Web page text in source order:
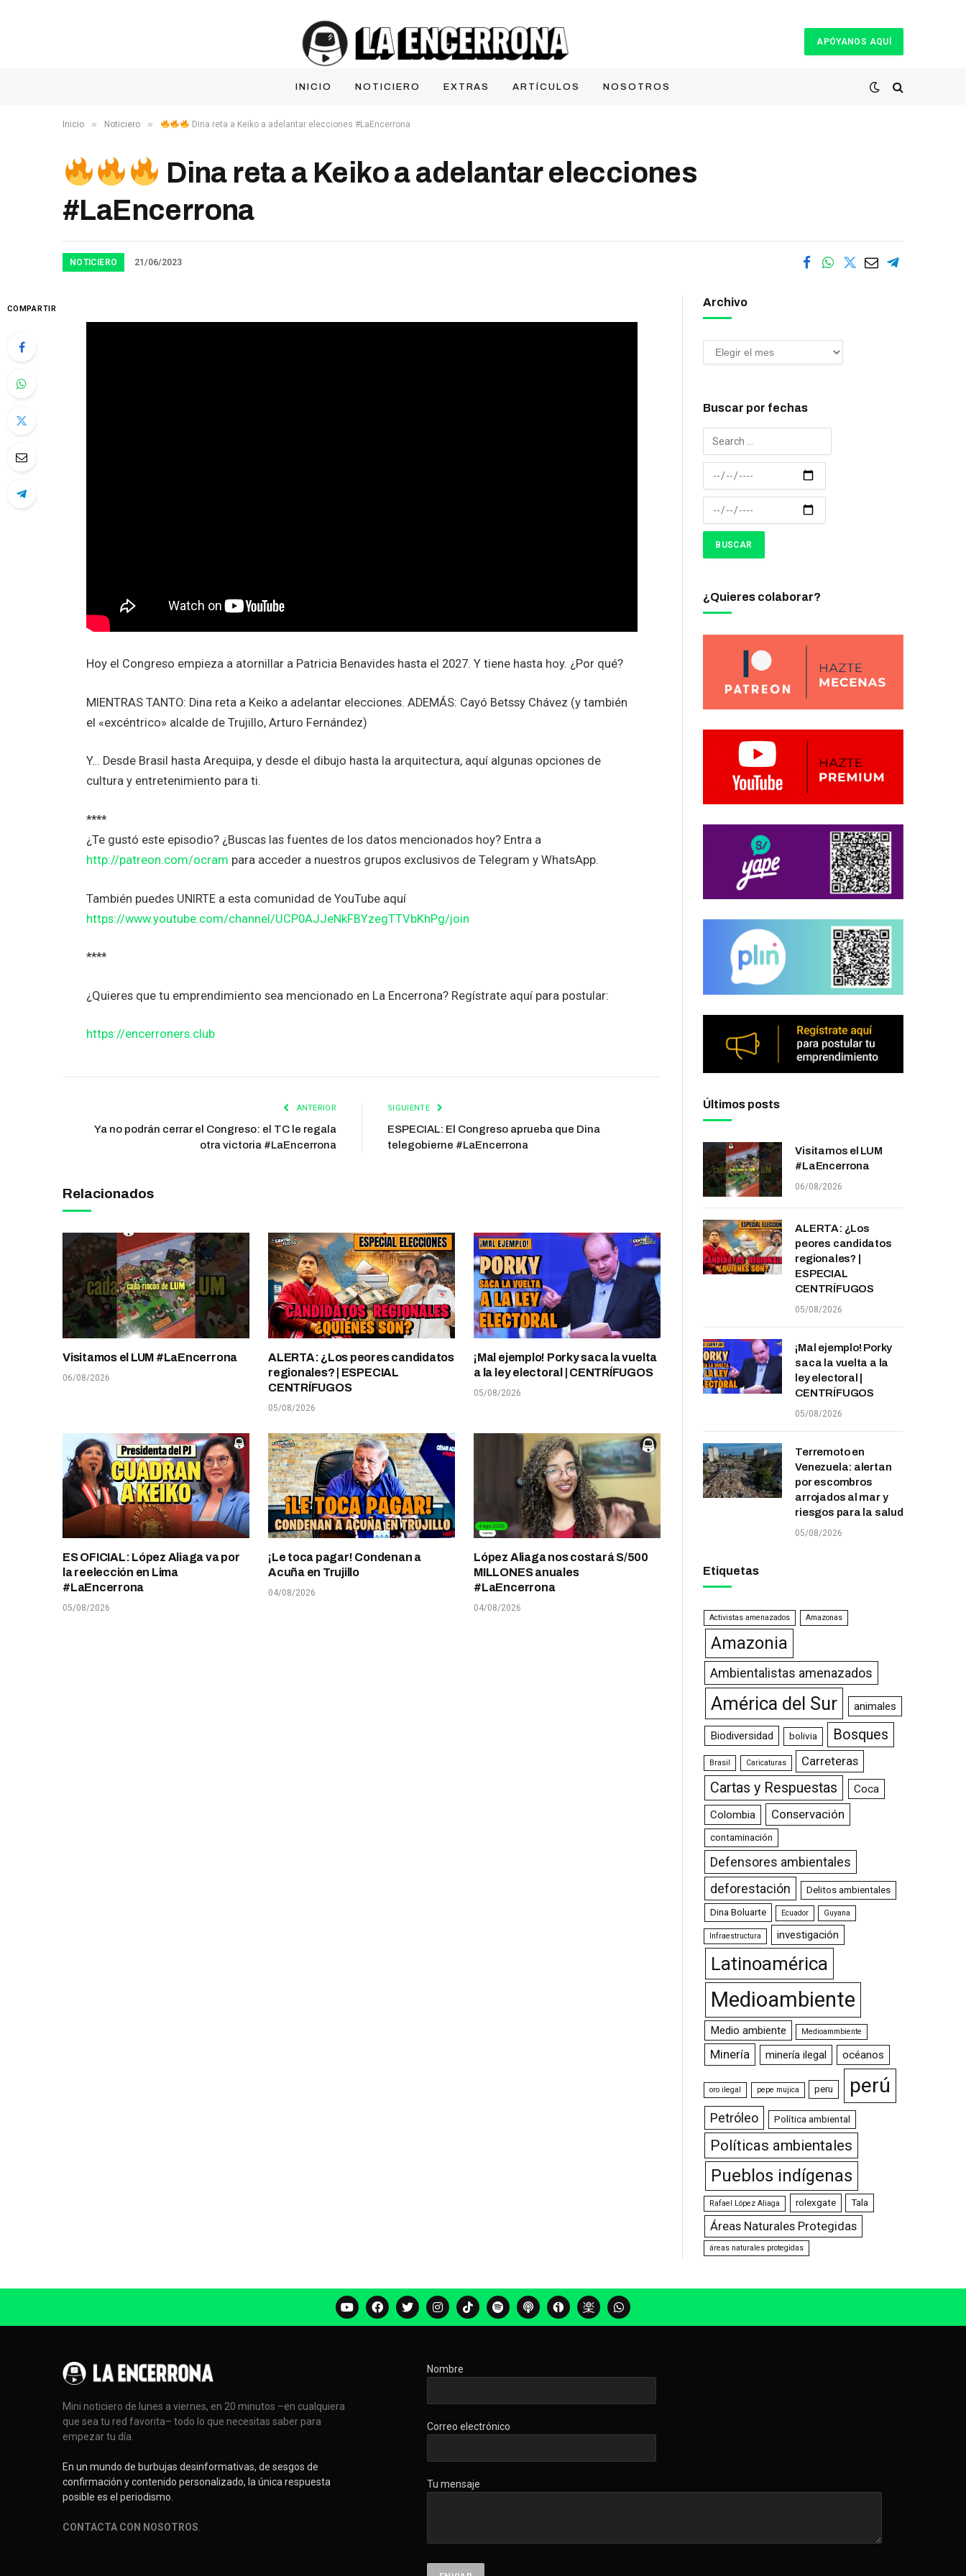
APÓYANOS AQUÍ
INICIO NOTICIERO EXTRAS ARTÍCULOS NOSOTROS
Inicio » Noticiero » Dina reta a Keiko a adelantar elecciones #LaEncerrona
Dina reta a Keiko a adelantar elecciones
#LaEncerrona
NOTICIERO 21/06/2023
COMPARTIR
Hoy el Congreso empieza a atornillar a Patricia Benavides hasta el 2027. Y tiene hasta hoy. ¿Por qué?
MIENTRAS TANTO: Dina reta a Keiko a adelantar elecciones. ADEMÁS: Cayó Betssy Chávez (y también
el «excéntrico» alcalde de Trujillo, Arturo Fernández)
Y… Desde Brasil hasta Arequipa, y desde el dibujo hasta la arquitectura, aquí algunas opciones de
cultura y entretenimiento para ti.
****
¿Te gustó este episodio? ¿Buscas las fuentes de los datos mencionados hoy? Entra a
http://patreon.com/ocram para acceder a nuestros grupos exclusivos de Telegram y WhatsApp.
También puedes UNIRTE a esta comunidad de YouTube aquí
https://www.youtube.com/channel/UCP0AJJeNkFBYzegTTVbKhPg/join
****
¿Quieres que tu emprendimiento sea mencionado en La Encerrona? Regístrate aquí para postular:
https://encerroners.club
ANTERIOR
Ya no podrán cerrar el Congreso: el TC le regala
otra victoria #LaEncerrona
SIGUIENTE
ESPECIAL: El Congreso aprueba que Dina
telegobierne #LaEncerrona
Relacionados
Visitamos el LUM #LaEncerrona
06/08/2026
ALERTA: ¿Los peores candidatos
regionales? | ESPECIAL
CENTRÍFUGOS
05/08/2026
¡Mal ejemplo! Porky saca la vuelta
a la ley electoral | CENTRÍFUGOS
05/08/2026
ES OFICIAL: López Aliaga va por
la reelección en Lima
#LaEncerrona
05/08/2026
¡Le toca pagar! Condenan a
Acuña en Trujillo
04/08/2026
López Aliaga nos costará S/500
MILLONES anuales
#LaEncerrona
04/08/2026
Archivo
Buscar por fechas
¿Quieres colaborar?
Últimos posts
Visitamos el LUM
#LaEncerrona
06/08/2026
ALERTA: ¿Los
peores candidatos
regionales? |
ESPECIAL
CENTRÍFUGOS
05/08/2026
¡Mal ejemplo! Porky
saca la vuelta a la
ley electoral |
CENTRÍFUGOS
05/08/2026
Terremoto en
Venezuela: alertan
por escombros
arrojados al mar y
riesgos para la salud
05/08/2026
Etiquetas
Activistas amenazados Amazonas
Amazonia
Ambientalistas amenazados
América del Sur animales
Biodiversidad bolivia Bosques
Brasil Caricaturas Carreteras
Cartas y Respuestas
Coca
Colombia
Conservación
contaminación
Defensores ambientales
deforestación
Delitos ambientales
Dina Boluarte Ecuador Guyana
Infraestructura investigación
Latinoamérica
Medioambiente
Medio ambiente Medioammbiente
Minería minería ilegal océanos
oro ilegal pepe mujica peru perú
Petróleo Política ambiental
Políticas ambientales
Pueblos indígenas
Rafael López Aliaga rolexgate Tala
Áreas Naturales Protegidas
áreas naturales protegidas
Mini noticiero de lunes a viernes, en 20 minutos –en cualquiera
que sea tu red favorita– todo lo que necesitas saber para
empezar tu día.
En un mundo de burbujas desinformativas, de sesgos de
confirmación y contenido personalizado, la única respuesta
posible es el periodismo.
CONTACTA CON NOSOTROS
Nombre
Correo electrónico
Tu mensaje